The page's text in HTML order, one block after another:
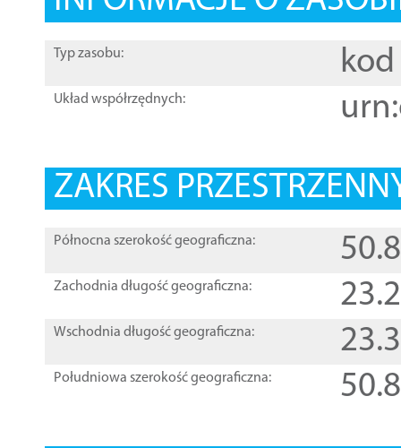
Typ zasobu: kod
Układ współrzędnych:
ZAKRES
Północna szerokość geograficzna:
Zachodnia długość geograficzna:
Wschodnia długość geograficzna:
Południowa szerokość geograficzna: